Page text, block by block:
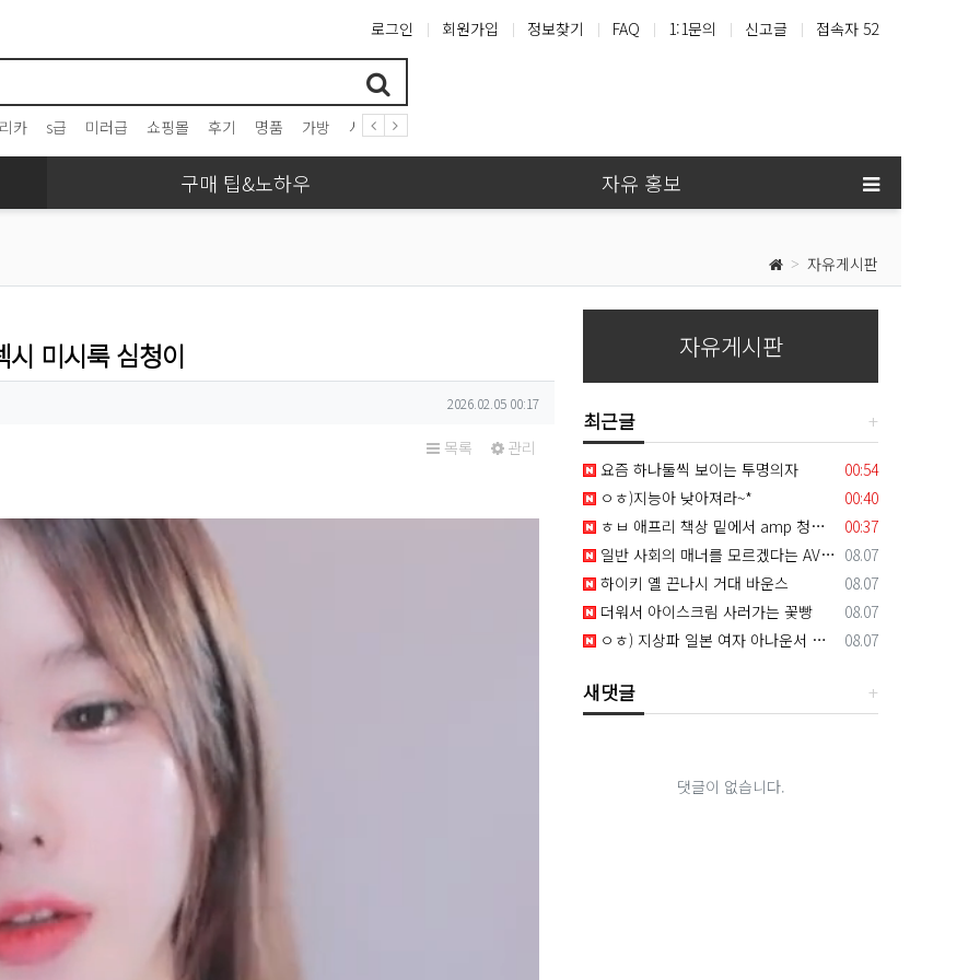
로그인 회원가입 정보찾기 FAQ 1:1문의 신고글 접속자 52
카 s급 미러급 쇼핑몰 후기 명품 가방 시계 프라다
구매 팁&노하우 자유 홍보
자유게시판
미시룩 심청이
작성일
2026.02.05 00:17
목록 관리
자유게시판
최근글
등록일
00:54
요즘 하나둘씩 보이는 투명의자
등록일
00:40
ㅇㅎ)지능아 낮아져라~*
등록일
00:37
ㅎㅂ 애프리 책상 밑에서 amp 청바지 내리고 mp4
등록일
08.07
일반 사회의 매너를 모르겠다는 AV 여배우
등록일
08.07
하이키 옐 끈나시 거대 바운스
등록일
08.07
더워서 아이스크림 사러가는 꽃빵
등록일
08.07
ㅇㅎ) 지상파 일본 여자 아나운서 속옷 모델 화보
새댓글
댓글이 없습니다.